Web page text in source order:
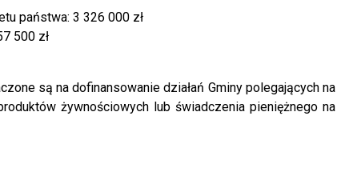
państwa: 3 326 000 zł
500 zł
są na dofinansowanie działań Gminy polegających na
żywnościowych lub świadczenia pieniężnego na